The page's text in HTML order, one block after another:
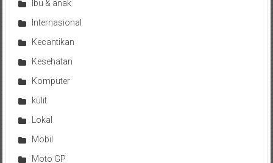
Ibu & anak
Internasional
Kecantikan
Kesehatan
Komputer
kulit
Lokal
Mobil
Moto GP